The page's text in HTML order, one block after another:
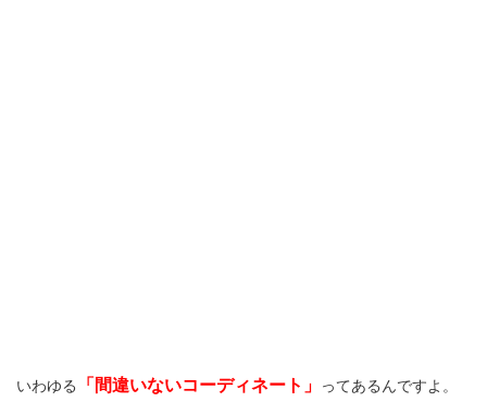
いわゆる 「間違いないコーディネート」 ってあるんですよ。